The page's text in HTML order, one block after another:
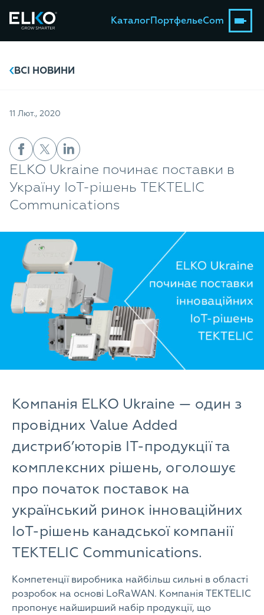
КаталогПортфельeCom
ВСІ НОВИНИ
11 Лют., 2020
ELKO Ukraine починає поставки в
Україну IoT-рішень TEKTELIC
Communications
Компанія ELKO Ukraine — один з
провідних Value Added
дистриб’юторів ІТ-продукції та
комплексних рішень, оголошує
про початок поставок на
український ринок інноваційних
IoT-рішень канадської компанії
TEKTELIC Communications.
Компетенції виробника найбільш сильні в області
розробок на основі LoRaWAN. Компанія TEKTELIC
пропонує найширший набір продукції, що